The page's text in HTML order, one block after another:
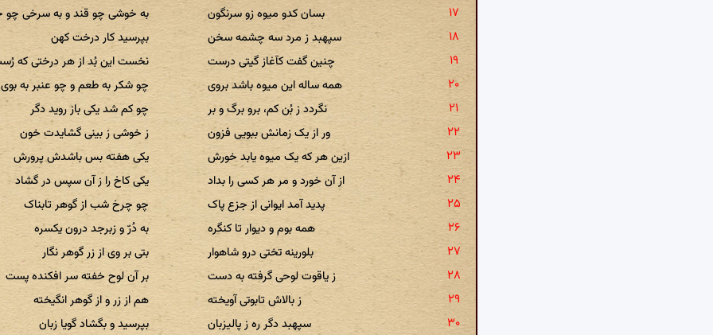
بسان کدو میوه زو سرنگون
به خوشی چو قند و به سرخی چو
سپهبد ز مرد سه چشمه سخن
بپرسید کار درخت کهن
چنین گفت کآغاز گیتی درست
نخست این بُد از هر درختی که
همه ساله این میوه باشد بروی
چو شکر به طعم و چو عنبر به بوی
نگردد ز بُن کم، برو برگ و بر
چو کم شد یکی باز روید دگر
ور از یک زمانش ببویی فزون
ز خوشی ز بینی گشایدت خون
ازین هر که یک میوه یابد خورش
یکی هفته بس باشدش پرورش
از آن خورد و مر هر کسی را بداد
یکی کاخ را ز آن سپس در گشاد
پدید آمد ایوانی از جزع پاک
چو چرخ شب از گوهر تابناک
همه بوم و دیوار تا کنگره
به دُرّ و زبرجد درون یکسره
بلورینه تختی درو شاهوار
بتی بر وی از زر گوهر نگار
ز یاقوت لوحی گرفته به دست
بر آن لوح خفته سر افکنده پست
ز بالاش تابوتی آویخته
هم از زر و از گوهر انگیخته
سپهبد دگر ره ز پالیزبان
بپرسید و بگشاد گویا زبان